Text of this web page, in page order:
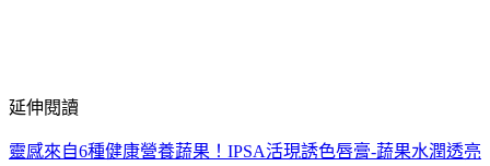
延伸閱讀
靈感來自6種健康營養蔬果！IPSA活現誘色唇膏-蔬果水潤透亮